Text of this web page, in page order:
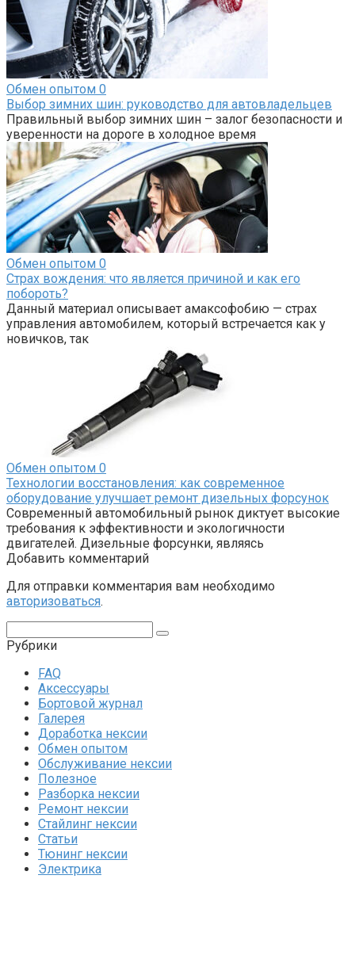
Обмен опытом 0
Выбор зимних шин: руководство для автовладельцев
Правильный выбор зимних шин – залог безопасности и
уверенности на дороге в холодное время
Обмен опытом 0
Страх вождения: что является причиной и как его
побороть?
Данный материал описывает амаксофобию — страх
управления автомобилем, который встречается как у
новичков, так
Обмен опытом 0
Технологии восстановления: как современное
оборудование улучшает ремонт дизельных форсунок
Современный автомобильный рынок диктует высокие
требования к эффективности и экологичности
двигателей. Дизельные форсунки, являясь
Добавить комментарий
Для отправки комментария вам необходимо
авторизоваться.
Рубрики
FAQ
Аксессуары
Бортовой журнал
Галерея
Доработка нексии
Обмен опытом
Обслуживание нексии
Полезное
Разборка нексии
Ремонт нексии
Стайлинг нексии
Статьи
Тюнинг нексии
Электрика